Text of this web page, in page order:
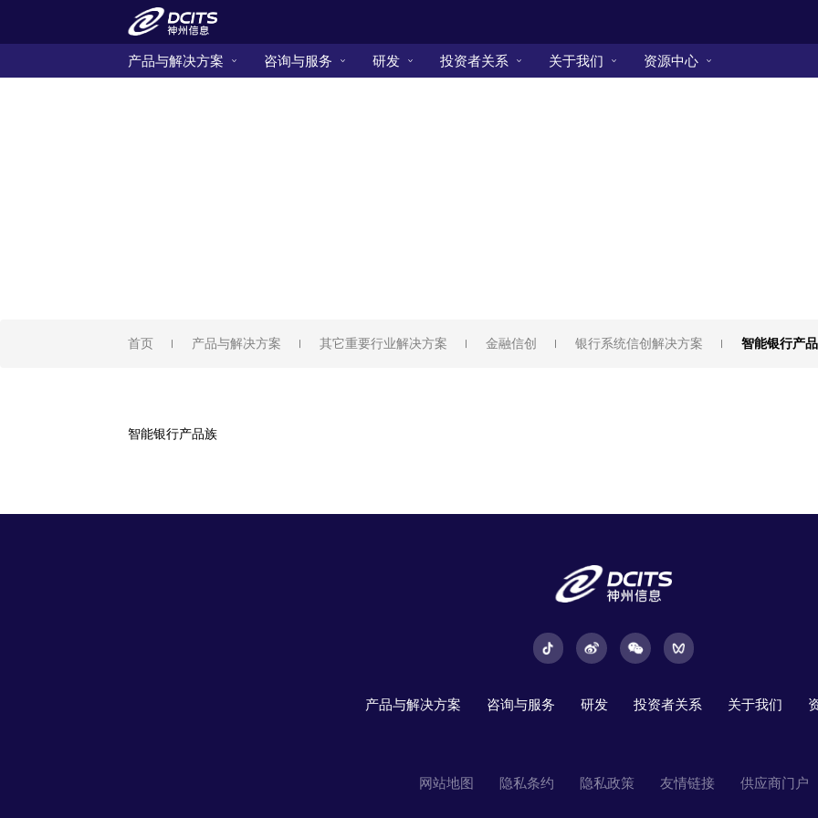
产品与解决方案 咨询与服务 研发 投资者关系 关于我们 资源中心
首页 产品与解决方案 其它重要行业解决方案 金融信创 银行系统信创解决方案 智能银行产
智能银行产品族
产品与解决方案 咨询与服务 研发 投资者关系 关于我们
网站地图 隐私条约 隐私政策 友情链接 供应商门户